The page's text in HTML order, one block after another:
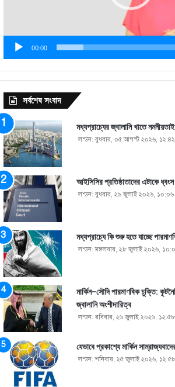
00:00
সর্বশেষ সংবাদ
মধ্যপ্রাচ্যের জ্বালানি খাতে
লন্ডন: বুধবার, ০৫ আগস্ট ২০২৬, ১২:৪২
আইসিসির প্রতিষ্ঠাতাদের এটাকে
লন্ডন: বুধবার, ২৯ জুলাই ২০২৬, ১০:০৬
মধ্যপ্রাচ্যে কি শুরু হতে যাচ্ছে
লন্ডন: মঙ্গলবার, ২৮ জুলাই ২০২৬,
মার্কিন-সৌদি পারমাণবিক চুক্তি:
জ্বালানি অংশীদারিত্ব
লন্ডন: রবিবার, ২৬ জুলাই ২০২৬,
যেভাবে প্রকাশ্যে মার্কিন
লন্ডন: শনিবার, ২৫ জুলাই ২০২৬,